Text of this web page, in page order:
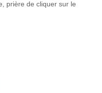
prière de cliquer sur le